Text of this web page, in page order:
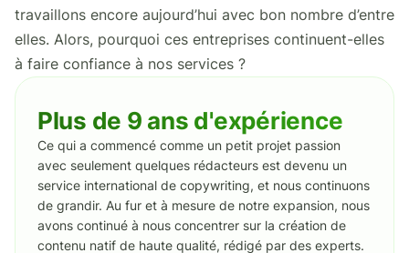
travaillons encore aujourd’hui avec bon nombre d’entre
elles. Alors, pourquoi ces entreprises continuent-elles
à faire confiance à nos services ?
Plus de 9 ans d'expérience
Ce qui a commencé comme un petit projet passion
avec seulement quelques rédacteurs est devenu un
service international de copywriting, et nous continuons
de grandir. Au fur et à mesure de notre expansion, nous
avons continué à nous concentrer sur la création de
contenu natif de haute qualité, rédigé par des experts.